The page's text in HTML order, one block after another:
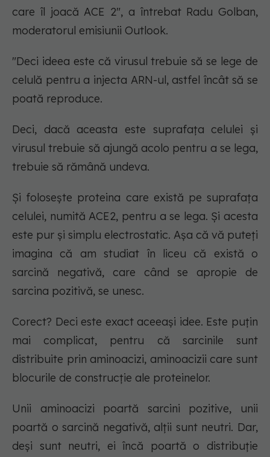
care îl joacă ACE 2", a întrebat Radu Golban,
moderatorul emisiunii Outlook.
"Deci ideea este că virusul trebuie să se lege de
celulă pentru a injecta ARN-ul, astfel încât să se
poată reproduce.
Deci, dacă aceasta este suprafața celulei și
virusul trebuie să ajungă acolo pentru a se lega,
trebuie să rămână undeva.
Și folosește proteina care există pe suprafața
celulei, numită ACE2, pentru a se lega. Și acesta
este pur și simplu electrostatic. Așa că vă puteți
imagina că am studiat în liceu că există o
sarcină negativă, care când se apropie de
sarcina pozitivă, se unesc.
Corect? Deci este exact aceeași idee. Este puțin
mai complicat, pentru că sarcinile sunt
distribuite prin aminoacizi, aminoacizii care sunt
blocurile de construcție ale proteinelor.
Unii aminoacizi poartă sarcini pozitive, unii
poartă o sarcină negativă, alții sunt neutri. Dar,
deși sunt neutri, ei încă poartă o distribuție